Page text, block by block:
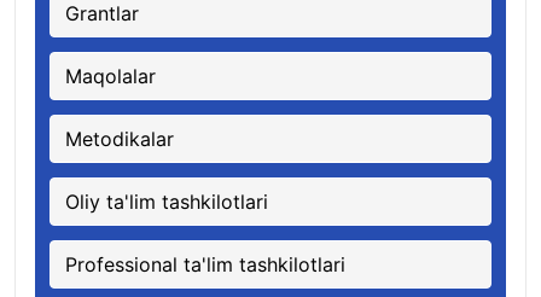
Grantlar
Maqolalar
Metodikalar
Oliy ta'lim tashkilotlari
Professional ta'lim tashkilotlari